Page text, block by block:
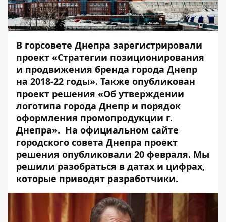
В горсовете Днепра зарегистрировали
проект «Стратегии позиционирования
и продвижения бренда города Днепр
на 2018-22 годы». Также опубликован
проект решения «Об утверждении
логотипа города Днепр и порядок
оформления промопродукции г.
Днепра». На официальном сайте
городского совета Днепра проект
решения опубликовали 20 февраля. Мы
решили разобраться в датах и цифрах,
которые приводят разработчики.